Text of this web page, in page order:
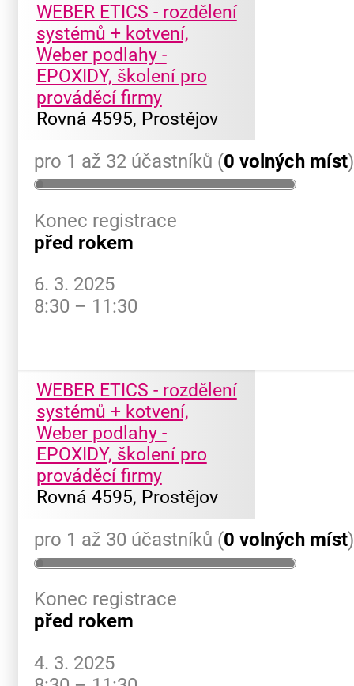
WEBER ETICS - rozdělení
systémů + kotvení,
Weber podlahy -
EPOXIDY, školení pro
prováděcí firmy
Rovná 4595, Prostějov
pro 1 až 32 účastníků (0 volných míst)
Konec registrace
před rokem
6. 3. 2025
8:30 – 11:30
WEBER ETICS - rozdělení
systémů + kotvení,
Weber podlahy -
EPOXIDY, školení pro
prováděcí firmy
Rovná 4595, Prostějov
pro 1 až 30 účastníků (0 volných míst)
Konec registrace
před rokem
4. 3. 2025